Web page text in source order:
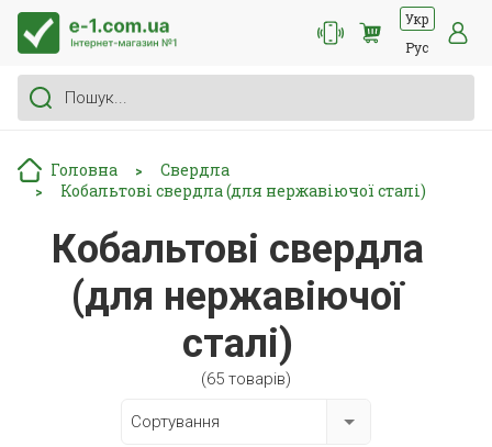
Укр
Рус
Головна > Свердла
> Кобальтові свердла (для нержавіючої сталі)
Кобальтові свердла
(для нержавіючої
сталі)
(65 товарів)
Сортування